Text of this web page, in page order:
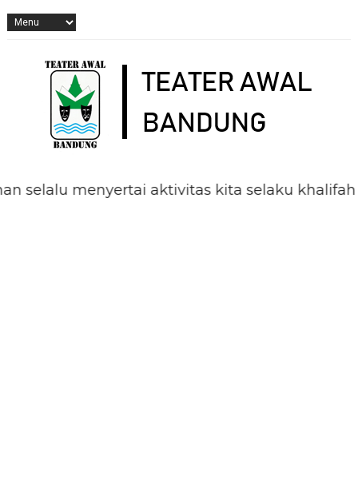
menyertai aktivitas kita selaku khalifah di